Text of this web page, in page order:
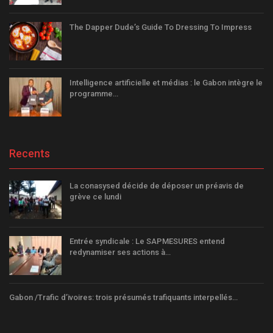
The Dapper Dude’s Guide To Dressing To Impress
Intelligence artificielle et médias : le Gabon intègre le
programme…
Recents
La conasysed décide de déposer un préavis de
grève ce lundi
Entrée syndicale : Le SAPMESURES entend
redynamiser ses actions à…
Gabon /Trafic d’ivoires: trois présumés trafiquants interpellés…